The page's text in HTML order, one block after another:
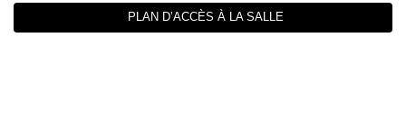
PLAN D’ACCÈS À LA SALLE